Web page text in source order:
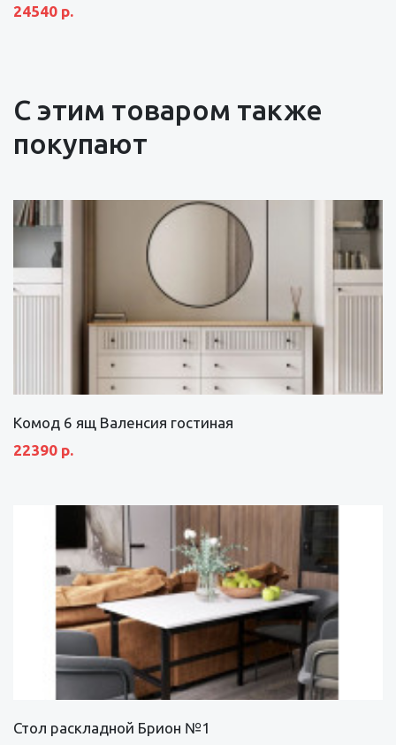
24540 р.
С этим товаром также
покупают
Комод 6 ящ Валенсия гостиная
22390 р.
Стол раскладной Брион №1